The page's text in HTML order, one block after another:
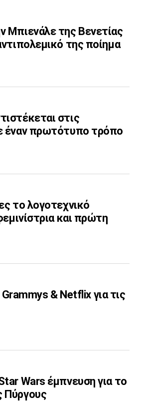
Μπιενάλε της Βενετίας
της ποίημα
στις
έναν πρωτότυπο τρόπο
το λογοτεχνικό
και πρώτη
& Netflix για τις
Wars έμπνευση για το
Πύργους